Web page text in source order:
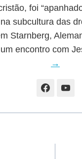
foi
subcultura das
Starnberg,
encontro com
→